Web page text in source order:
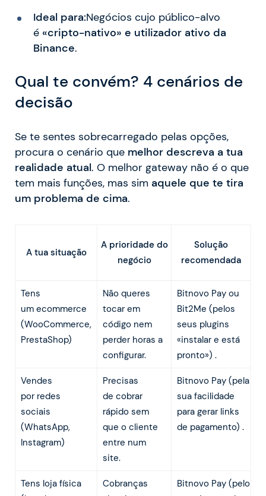
Ideal para:Negócios cujo público-alvo
é «cripto-nativo» e utilizador ativo da
Binance.
Qual te convém? 4 cenários de
decisão
Se te sentes sobrecarregado pelas opções,
procura o cenário que melhor descreva a tua
realidade atual. O melhor gateway não é o que
tem mais funções, mas sim aquele que te tira
um problema de cima.
A tua situação
A prioridade do
negócio
Solução
recomendada
Tens
um ecommerce
(WooCommerce,
PrestaShop)
Não queres
tocar em
código nem
perder horas a
configurar.
Bitnovo Pay ou
Bit2Me (pelos
seus plugins
«instalar e está
pronto») .
Vendes
por redes
sociais
(WhatsApp,
Instagram)
Precisas
de cobrar
rápido sem
que o cliente
entre num
site.
Bitnovo Pay (pela
sua facilidade
para gerar links
de pagamento) .
Tens loja física
Cobranças
Bitnovo Pay (pelo